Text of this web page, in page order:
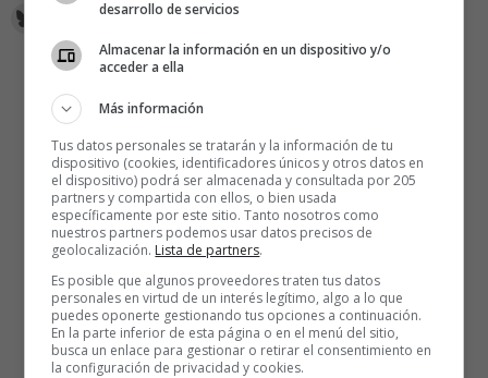
desarrollo de servicios
Almacenar la información en un dispositivo y/o
acceder a ella
Más información
Tus datos personales se tratarán y la información de tu
dispositivo (cookies, identificadores únicos y otros datos en
el dispositivo) podrá ser almacenada y consultada por 205
partners y compartida con ellos, o bien usada
específicamente por este sitio. Tanto nosotros como
nuestros partners podemos usar datos precisos de
geolocalización. Lista de partners.
Es posible que algunos proveedores traten tus datos
personales en virtud de un interés legítimo, algo a lo que
puedes oponerte gestionando tus opciones a continuación.
En la parte inferior de esta página o en el menú del sitio,
busca un enlace para gestionar o retirar el consentimiento en
la configuración de privacidad y cookies.